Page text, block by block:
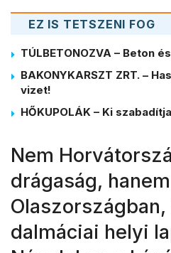
EZ IS TETSZENI FOG
TÚLBETONOZVA – Beton
BAKONYKARSZT ZRT. –
vizet!
HŐKUPOLÁK – Ki
Nem
drágaság, hanem
dalmáciai helyi